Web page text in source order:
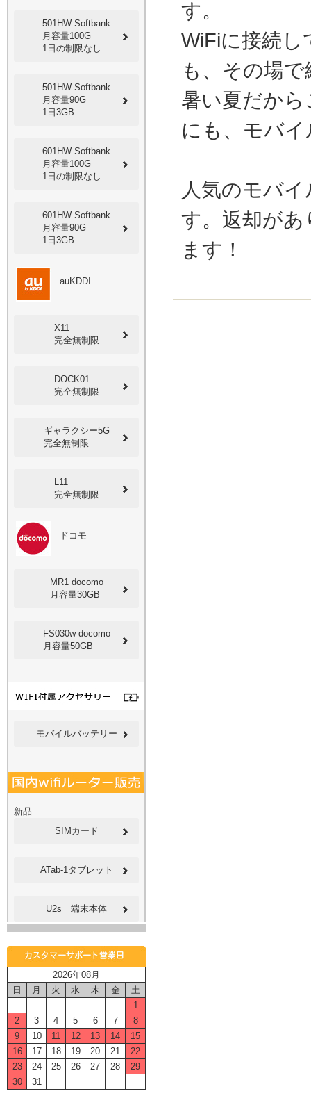
501HW Softbank
月容量100G
1日の制限なし
501HW Softbank
月容量90G
1日3GB
601HW Softbank
月容量100G
1日の制限なし
601HW Softbank
月容量90G
1日3GB
auKDDI
X11
完全無制限
DOCK01
完全無制限
ギャラクシー5G
完全無制限
L11
完全無制限
ドコモ
MR1 docomo
月容量30GB
FS030w docomo
月容量50GB
モバイルバッテリー
新品
SIMカード
ATab-1タブレット
U2s 端末本体
2026年08月
日
月 火 水 木 金
土
1
2
3 4 5 6 7
8
9
10 11 12 13 14
15
16
17 18 19 20 21
22
23
24 25 26 27 28
29
30
31
す。
WiFiに接続し
も、その場
暑い夏だか
にも、モバ
人気のモバ
す。返却が
ます！